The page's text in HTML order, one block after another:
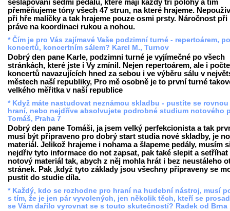
sešlapování sedmi pedálů, které mají každý tři polohy a tím
přeměňujeme tóny všech 47 strun, na které hrajeme.
při hře malíčky a tak hrajeme pouze osmi prsty. Náročnost při
práve na koordinaci rukou a nohou.
* Čím je pro Vás zajímavé Vaše podzimní turné - repertoárem,
koncertů, koncertním sálem? Karel M., Turnov
Dobrý den pane Karle, podzimni turné je vyjímečné po všech
stránkách, které jste i Vy zmínil. Nejen repertoárem, ale i
koncertů navazujících hned za sebou i ve výběru sálu v
městech naší republiky, Pro mě osobně je to první turné
velkého měřitka v naší republice
* Když máte nastudovat neznámou skladbu - pustíte se rovnou
hraní, nebo nejdříve absolvujete podrobné studium notového
Tomáš, Praha 7
Dobrý den pane Tomáši, ja jsem velký perfekcionista a tak
musí být připraveno pro dobrý start studia nové skladby, je
materiál. Jelikož hrajeme i nohama a šlapeme pedály, musím
nejdřiv tyto informace do not zapsat, pak také slepit a setříhat
notový materiál tak, abych z něj mohla hrát i bez neustáleho
stránek. Pak ,když tyto základy jsou všechny připraveny se
pustit do studie díla.
* Každý, kdo se rozhodne pro hraní na hudební nástroj, musí
s tím, že je jen pár vyvolených, jen několik těch, kteří se
se Vám dařilo vyrovnat se s touto skutečností? Radek od Brna